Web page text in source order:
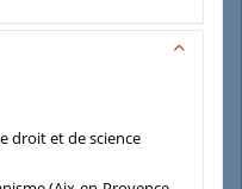
droit et de science